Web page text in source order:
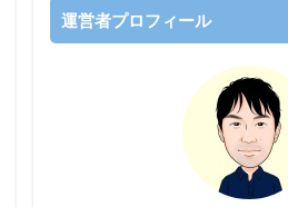
運営者プロフィール